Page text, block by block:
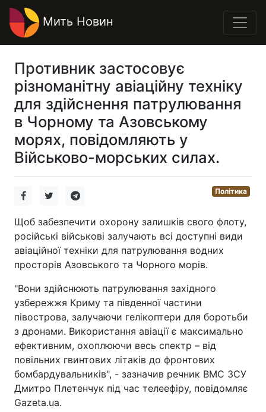
Мить Новин
Противник застосовує
різноманітну авіаційну техніку
для здійснення патрулювання
в Чорному та Азовському
морях, повідомляють у
Військово-морських силах.
Політика
Щоб забезпечити охорону залишків свого флоту,
російські військові залучають всі доступні види
авіаційної техніки для патрулювання водних
просторів Азовського та Чорного морів.
"Вони здійснюють патрулювання західного
узбережжя Криму та південної частини
півострова, залучаючи гелікоптери для боротьби
з дронами. Використання авіації є максимально
ефективним, охоплюючи весь спектр – від
повільних гвинтових літаків до фронтових
бомбардувальників", - зазначив речник ВМС ЗСУ
Дмитро Плетенчук під час телеефіру, повідомляє
Gazeta.ua.